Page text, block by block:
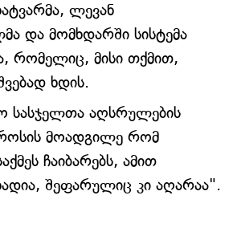
ლევან
და მომხდარში სისტემა
რომელიც, მისი თქმით,
ხდის.
სასჯელთა აღსრულების
მოადგილე რომ
ჩაიბარებს, ამით
შეფარულიც კი აღარაა".